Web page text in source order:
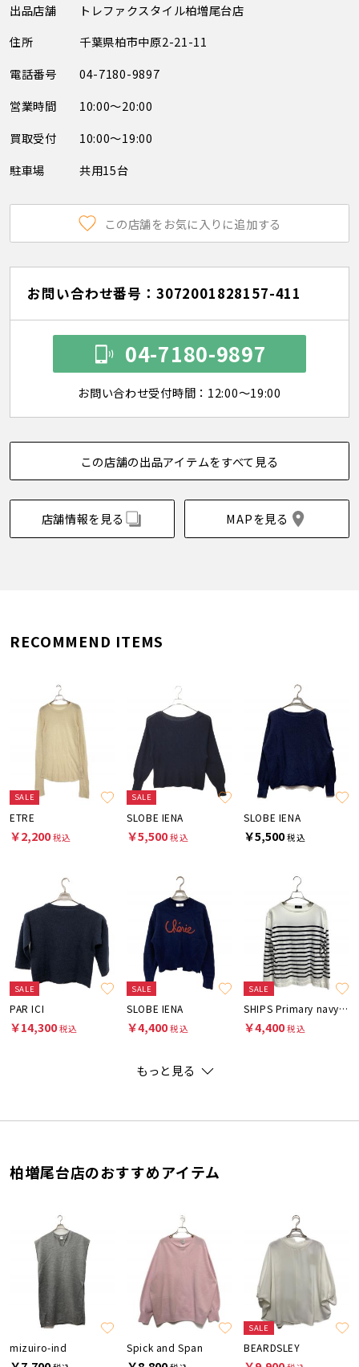
出品店舗
トレファクスタイル柏増尾台店
住所
千葉県柏市中原2-21-11
電話番号
04-7180-9897
営業時間
10:00～20:00
買取受付
10:00～19:00
駐車場
共用15台
この店舗をお気に入りに追加する
お問い合わせ番号：3072001828157-411
04-7180-9897
お問い合わせ受付時間：12:00～19:00
この店舗の出品アイテムをすべて見る
店舗情報を見る MAPを見る
RECOMMEND ITEMS
SALE
ETRE
￥2,200税込
SALE
SLOBE IENA
￥5,500税込
SLOBE IENA
￥5,500税込
SALE
PAR ICI
￥14,300税込
SALE
SLOBE IENA
￥4,400税込
SALE
SHIPS Primary navy label
￥4,400税込
もっと見る
柏増尾台店のおすすめアイテム
mizuiro-ind Spick and Span
SALE
BEARDSLEY